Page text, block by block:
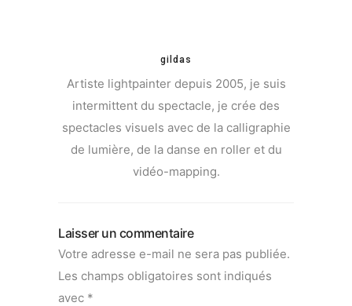
gildas
Artiste lightpainter depuis 2005, je suis
intermittent du spectacle, je crée des
spectacles visuels avec de la calligraphie
de lumière, de la danse en roller et du
vidéo-mapping.
Laisser un commentaire
Votre adresse e-mail ne sera pas publiée.
Les champs obligatoires sont indiqués
avec *